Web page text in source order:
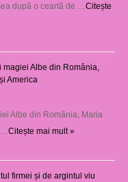
după o ceartă de … Citește
Albe din România,
America
Albe din România, Maria
Citește mai mult »
firmei și de argintul viu